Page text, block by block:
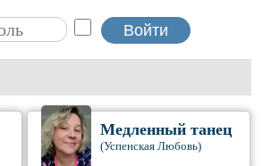
Медленный танец
(Успенская Любовь)